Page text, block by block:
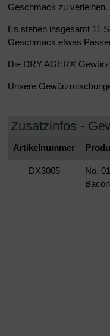
Geschmack zu verleihen.
Es stehen insgesamt 11
Geschmack etwas
Die DRY AGER®
Unsere
Zusatzinfos -
Artikelnummer
DX3005
No.